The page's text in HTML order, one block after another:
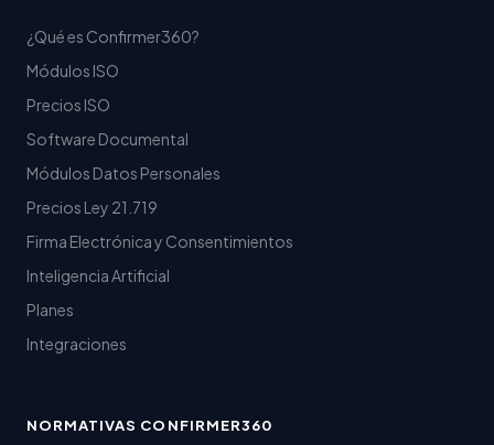
¿Qué es Confirmer360?
Módulos ISO
Precios ISO
Software Documental
Módulos Datos Personales
Precios Ley 21.719
Firma Electrónica y Consentimientos
Inteligencia Artificial
Planes
Integraciones
NORMATIVAS CONFIRMER360